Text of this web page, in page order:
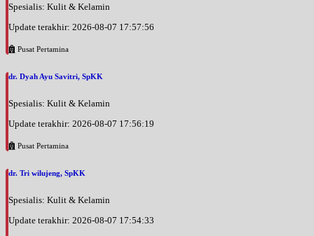
Spesialis: Kulit & Kelamin
Update terakhir: 2026-08-07 17:57:56
Pusat Pertamina
dr. Dyah Ayu Savitri, SpKK
Spesialis: Kulit & Kelamin
Update terakhir: 2026-08-07 17:56:19
Pusat Pertamina
dr. Tri wilujeng, SpKK
Spesialis: Kulit & Kelamin
Update terakhir: 2026-08-07 17:54:33